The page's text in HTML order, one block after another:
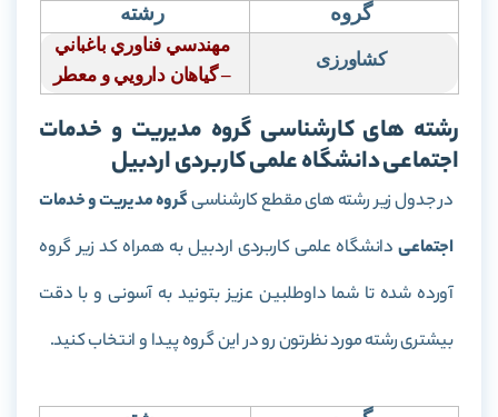
گروه رشته
کشاورزی
مهندسي فناوري باغباني
– گياهان دارويي و معطر
رشته های کارشناسی گروه مدیریت و خدمات
اجتماعی دانشگاه علمی کاربردی اردبیل
در جدول زیر رشته های مقطع کارشناسیگروه مدیریت و خدمات
اجتماعیدانشگاه علمی کاربردی اردبیل به همراه کد زیر گروه
آورده شده تا شما داوطلبین عزیز بتونید به آسونی و با دقت
بیشتری رشته مورد نظرتون رو در این گروه پیدا و انتخاب کنید.